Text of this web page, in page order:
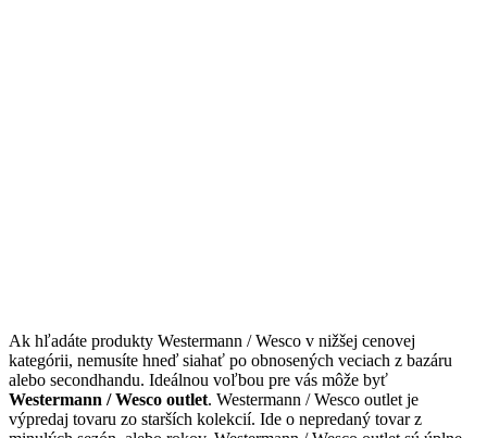
Ak hľadáte produkty Westermann / Wesco v nižšej cenovej
kategórii, nemusíte hneď siahať po obnosených veciach z bazáru
alebo secondhandu. Ideálnou voľbou pre vás môže byť
Westermann / Wesco outlet. Westermann / Wesco outlet je
výpredaj tovaru zo starších kolekcií. Ide o nepredaný tovar z